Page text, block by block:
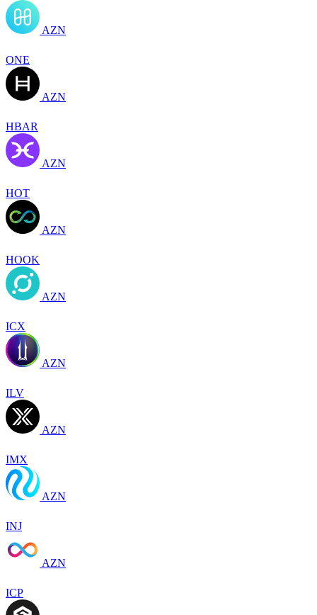
AZN
ONE
AZN
HBAR
AZN
HOT
AZN
HOOK
AZN
ICX
AZN
ILV
AZN
IMX
AZN
INJ
AZN
ICP